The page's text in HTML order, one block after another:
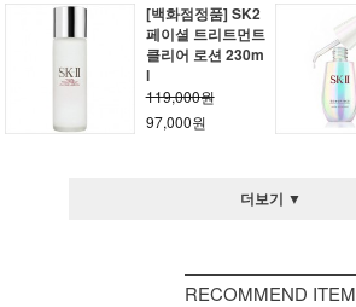
[백화점정품] SK2
페이셜 트리트먼트
클리어 로션 230m
l
119,000원
97,000원
더보기 ▼
RECOMMEND ITEM